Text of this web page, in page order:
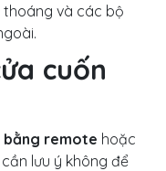
và các bộ
cuốn
bằng remote hoặc
lưu ý không để